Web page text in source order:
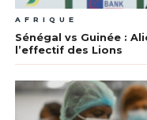
AFRIQUE
Sénégal vs Guinée :
l’effectif des Lions